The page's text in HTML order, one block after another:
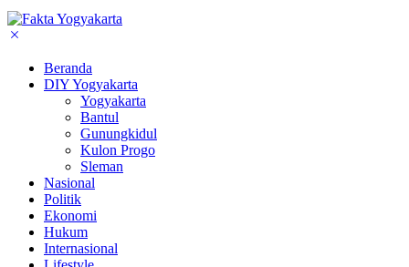
Beranda
DIY Yogyakarta
Yogyakarta
Bantul
Gunungkidul
Kulon Progo
Sleman
Nasional
Politik
Ekonomi
Hukum
Internasional